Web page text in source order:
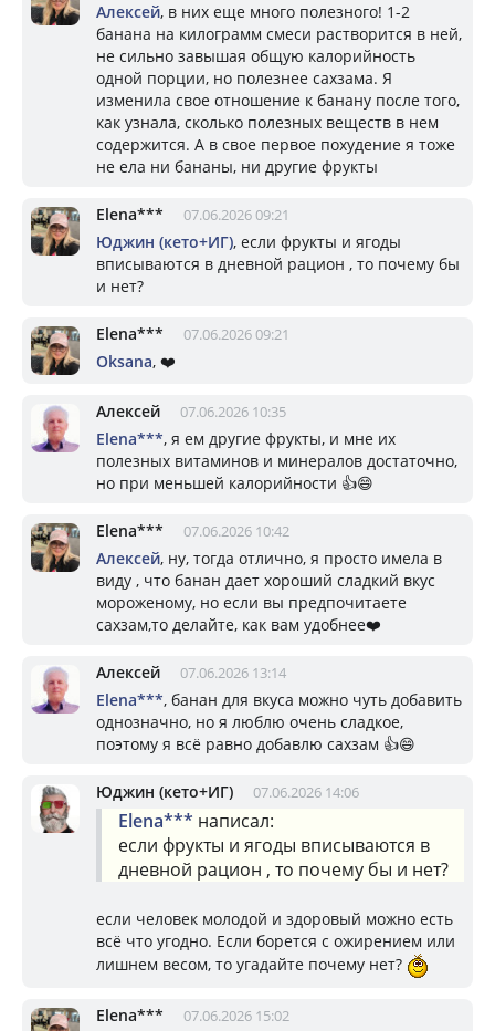
Алексей, в них еще много полезного! 1-2
банана на килограмм смеси растворится в ней,
не сильно завышая общую калорийность
одной порции, но полезнее сахзама. Я
изменила свое отношение к банану после того,
как узнала, сколько полезных веществ в нем
содержится. А в свое первое похудение я тоже
не ела ни бананы, ни другие фрукты
Elena*** 07.06.2026 09:21
Юджин (кето+ИГ), если фрукты и ягоды
вписываются в дневной рацион , то почему бы
и нет?
Elena*** 07.06.2026 09:21
Oksana, ❤️
Алексей 07.06.2026 10:35
Elena***, я ем другие фрукты, и мне их
полезных витаминов и минералов достаточно,
но при меньшей калорийности 👍😄
Elena*** 07.06.2026 10:42
Алексей, ну, тогда отлично, я просто имела в
виду , что банан дает хороший сладкий вкус
мороженому, но если вы предпочитаете
сахзам,то делайте, как вам удобнее❤️
Алексей 07.06.2026 13:14
Elena***, банан для вкуса можно чуть добавить
однозначно, но я люблю очень сладкое,
поэтому я всё равно добавлю сахзам 👍😄
Юджин (кето+ИГ) 07.06.2026 14:06
Elena*** написал:
если фрукты и ягоды вписываются в
дневной рацион , то почему бы и нет?
если человек молодой и здоровый можно есть
всё что угодно. Если борется с ожирением или
лишнем весом, то угадайте почему нет?
Elena*** 07.06.2026 15:02